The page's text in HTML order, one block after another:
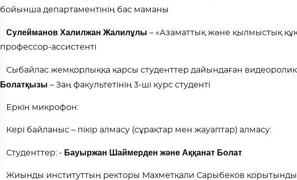
бойынша департаментінің бас маманы
Сулейманов Халилжан Жалилұлы – «Азаматтық және қылмыстық
профессор-ассистенті
Сыбайлас жемқорлыққа қарсы студенттер дайындаған
Болатқызы – Заң факультетінің 3-ші курс студенті
Еркін микрофон:
Кері байланыс – пікір алмасу (сұрақтар мен жауаптар) алмасу:
Студенттер: - Бауыржан Шаймерден және Аққанат Болат
Жиынды институттың ректоры Махметқали Сарыбеков